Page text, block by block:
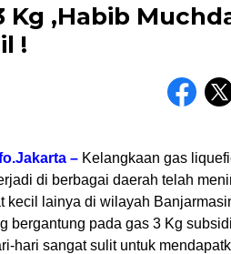
Kg ,Habib
!
– Kelangkaan gas
di berbagai daerah telah
kecil lainya di wilayah
bergantung pada gas 3 Kg
hari sangat sulit untuk